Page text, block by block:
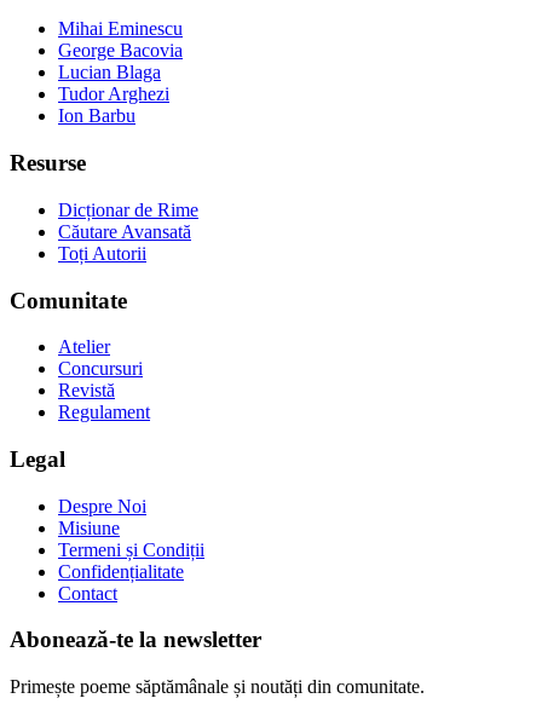
Mihai Eminescu
George Bacovia
Lucian Blaga
Tudor Arghezi
Ion Barbu
Resurse
Dicționar de Rime
Căutare Avansată
Toți Autorii
Comunitate
Atelier
Concursuri
Revistă
Regulament
Legal
Despre Noi
Misiune
Termeni și Condiții
Confidențialitate
Contact
Abonează-te la newsletter
Primește poeme săptămânale și noutăți din comunitate.